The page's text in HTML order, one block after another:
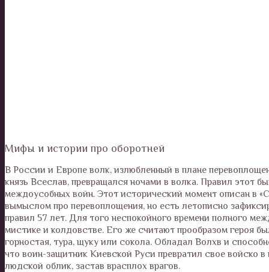
Мифы и истории про оборотней
В России и Европе волк, излюбленный в плане
князь Всеслав, превращался ночами в волка. Правил этот
междоусобных войн. Этот исторический момент описан в
вымыслом про перевоплощения, но есть летописно
правил 57 лет. Для того неспокойного времени полного
мистике и колдовстве. Его же считают прообразом героя
горностая, тура, щуку или сокола. Обладал Волхв и
что воин-защитник Киевской Руси превратил свое войско
людской облик, застав врасплох врагов.